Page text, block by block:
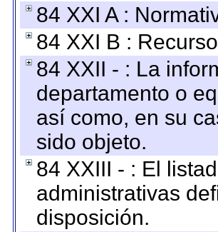
84 XXI A :
84 XXI B :
84 XXII - : La
departamento o
así como, en su
sido objeto.
84 XXIII - : El
administrativas
disposición.